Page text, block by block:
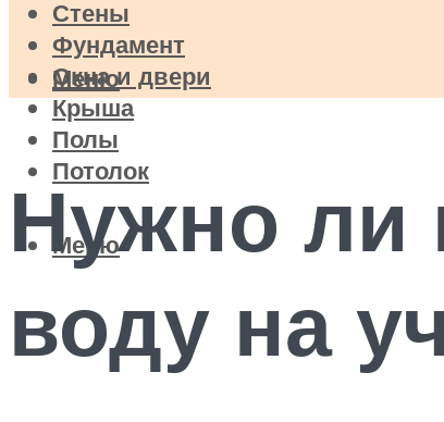
Стены
Фундамент
Окна и двери
Крыша
Полы
Потолок
Меню
Меню
Нужно ли
воду на